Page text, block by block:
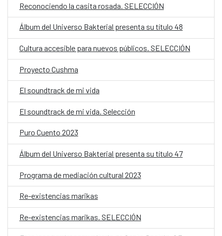
Reconociendo la casita rosada. SELECCIÓN
Álbum del Universo Bakterial presenta su título 48
Cultura accesible para nuevos públicos. SELECCIÓN
Proyecto Cushma
El soundtrack de mi vida
El soundtrack de mi vida. Selección
Puro Cuento 2023
Álbum del Universo Bakterial presenta su título 47
Programa de mediación cultural 2023
Re-existencias marikas
Re-existencias marikas. SELECCIÓN